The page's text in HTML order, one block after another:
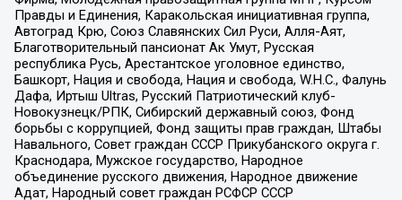
Правды и Единения, Каракольская инициативная группа,
Автоград Крю, Союз Славянских Сил Руси, Алля-Аят,
Благотворительный пансионат Ак Умут, Русская
республика Русь, Арестантское уголовное единство,
Башкорт, Нация и свобода, Нация и свобода, W.H.С., Фалунь
Дафа, Иртыш Ultras, Русский Патриотический клуб-
Новокузнецк/РПК, Сибирский державный союз, Фонд
борьбы с коррупцией, Фонд защиты прав граждан, Штабы
Навального, Совет граждан СССР Прикубанского округа г.
Краснодара, Мужское государство, Народное
объединение русского движения, Народное движение
Адат, Народный совет граждан РСФСР СССР